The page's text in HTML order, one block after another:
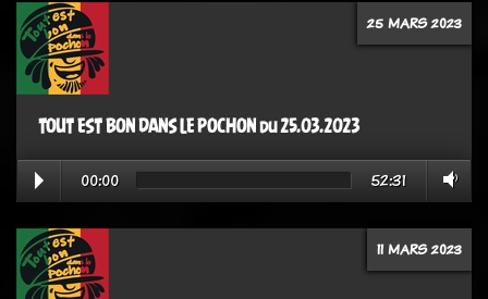
25 MARS 2023
TOUT EST BON DANS LE POCHON du 25.03.2023
00:00 52:31
11 MARS 2023